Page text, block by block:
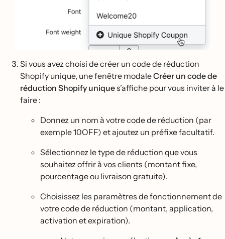
Si vous avez choisi de créer un code de réduction
Shopify unique, une fenêtre modaleCréer un code de
réduction Shopify uniques’affiche pour vous inviter à le
faire :
Donnez un nom à votre code de réduction (par
exemple 10OFF) et ajoutez un préfixe facultatif.
Sélectionnez le type de réduction que vous
souhaitez offrir à vos clients (montant fixe,
pourcentage ou livraison gratuite).
Choisissez les paramètres de fonctionnement de
votre code de réduction (montant, application,
activation et expiration).